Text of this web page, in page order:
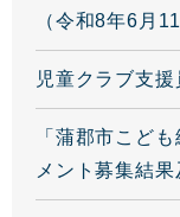
（令和8年6月
児童クラブ支
「蒲郡市こど
メント募集結